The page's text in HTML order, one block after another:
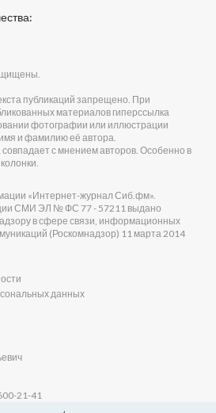
публикаций запрещено. При
материалов гиперссылка
фотографии или иллюстрации
и фамилию её автора.
с мнением авторов. Особенно в
«Интернет-журнал Сиб.фм».
СМИ ЭЛ № ФС 77 - 57211 выдано
в сфере связи, информационных
(Роскомнадзор) 11 марта 2014
данных
21-41